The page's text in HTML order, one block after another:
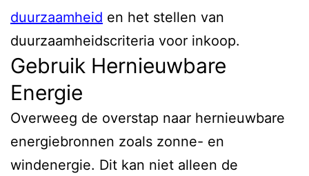
duurzaamheid en het stellen van
duurzaamheidscriteria voor inkoop.
Gebruik Hernieuwbare
Energie
Overweeg de overstap naar hernieuwbare
energiebronnen zoals zonne- en
windenergie. Dit kan niet alleen de